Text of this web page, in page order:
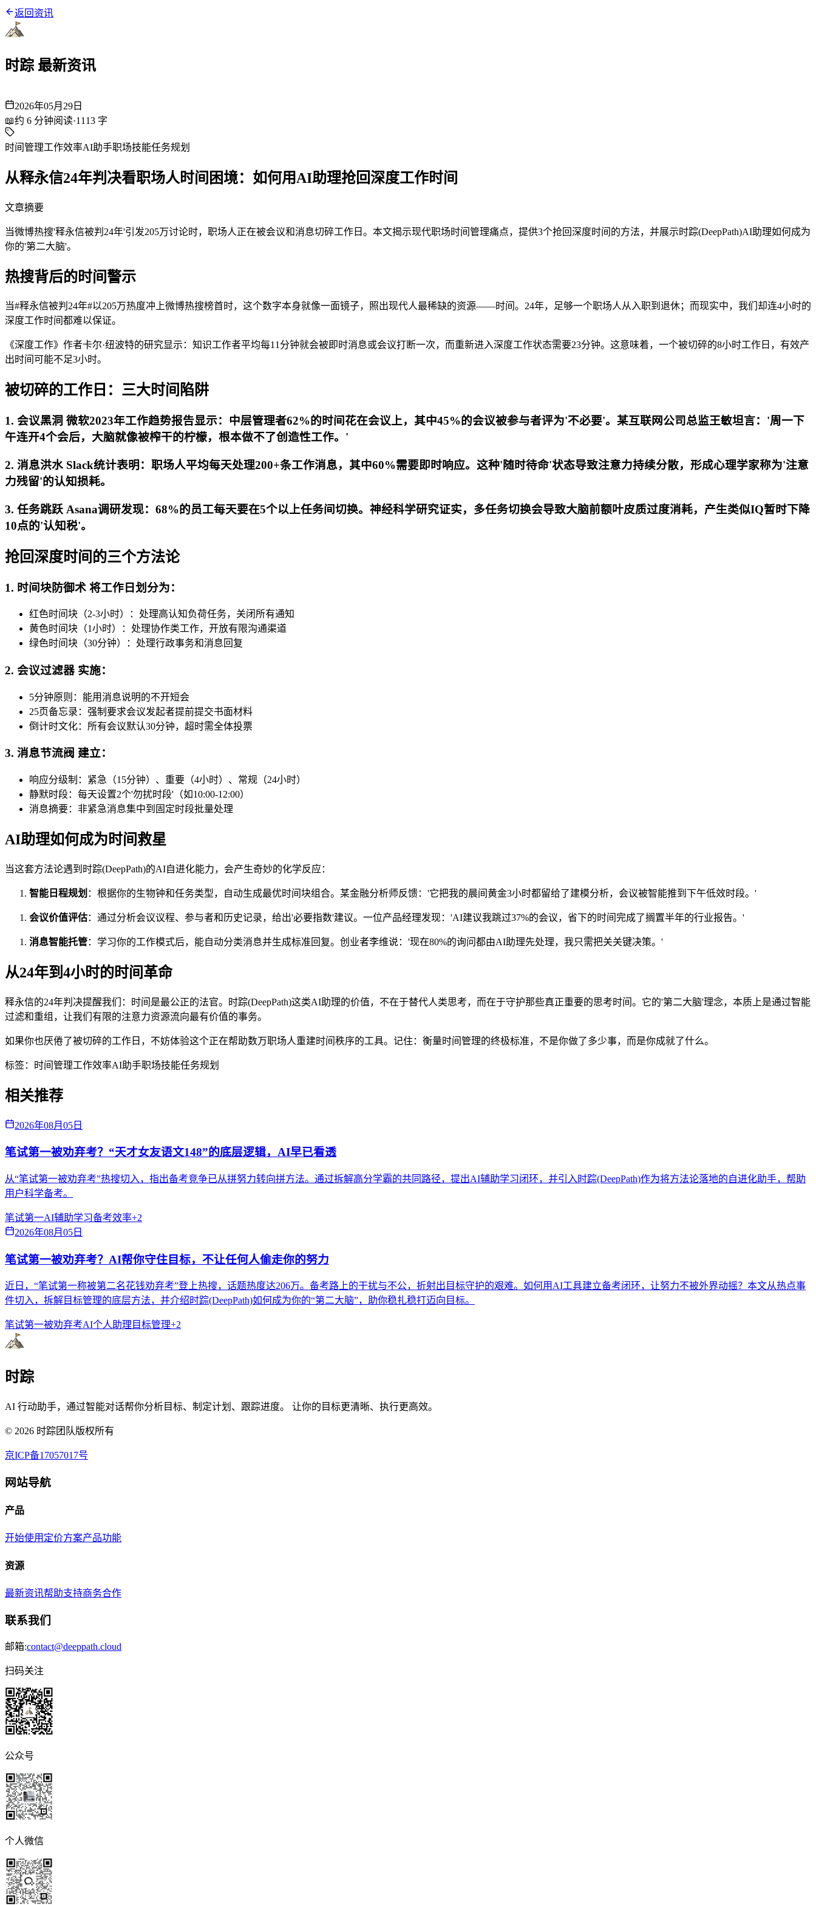
返回资讯
时踪 最新资讯
2026年05月29日
📖约 6 分钟阅读·1113 字
时间管理工作效率AI助手职场技能任务规划
从释永信24年判决看职场人时间困境：如何用AI助理抢回深度工作时间
文章摘要
当微博热搜'释永信被判24年'引发205万讨论时，职场人正在被会议和消息切碎工作日。本文揭示现代职场时间管理痛点，提供3个抢回深度时间的方法，并展示时踪(DeepPath)AI助理如何成为
你的'第二大脑'。
热搜背后的时间警示
当#释永信被判24年#以205万热度冲上微博热搜榜首时，这个数字本身就像一面镜子，照出现代人最稀缺的资源——时间。24年，足够一个职场人从入职到退休；而现实中，我们却连4小时的
深度工作时间都难以保证。
《深度工作》作者卡尔·纽波特的研究显示：知识工作者平均每11分钟就会被即时消息或会议打断一次，而重新进入深度工作状态需要23分钟。这意味着，一个被切碎的8小时工作日，有效产
出时间可能不足3小时。
被切碎的工作日：三大时间陷阱
1. 会议黑洞 微软2023年工作趋势报告显示：中层管理者62%的时间花在会议上，其中45%的会议被参与者评为'不必要'。某互联网公司总监王敏坦言：'周一下
午连开4个会后，大脑就像被榨干的柠檬，根本做不了创造性工作。'
2. 消息洪水 Slack统计表明：职场人平均每天处理200+条工作消息，其中60%需要即时响应。这种'随时待命'状态导致注意力持续分散，形成心理学家称为'注意
力残留'的认知损耗。
3. 任务跳跃 Asana调研发现：68%的员工每天要在5个以上任务间切换。神经科学研究证实，多任务切换会导致大脑前额叶皮质过度消耗，产生类似IQ暂时下降
10点的'认知税'。
抢回深度时间的三个方法论
1. 时间块防御术 将工作日划分为：
红色时间块（2-3小时）：处理高认知负荷任务，关闭所有通知
黄色时间块（1小时）：处理协作类工作，开放有限沟通渠道
绿色时间块（30分钟）：处理行政事务和消息回复
2. 会议过滤器 实施：
5分钟原则：能用消息说明的不开短会
25页备忘录：强制要求会议发起者提前提交书面材料
倒计时文化：所有会议默认30分钟，超时需全体投票
3. 消息节流阀 建立：
响应分级制：紧急（15分钟）、重要（4小时）、常规（24小时）
静默时段：每天设置2个'勿扰时段'（如10:00-12:00）
消息摘要：非紧急消息集中到固定时段批量处理
AI助理如何成为时间救星
当这套方法论遇到时踪(DeepPath)的AI自进化能力，会产生奇妙的化学反应：
智能日程规划 ：根据你的生物钟和任务类型，自动生成最优时间块组合。某金融分析师反馈：'它把我的晨间黄金3小时都留给了建模分析，会议被智能推到下午低效时段。'
会议价值评估：通过分析会议议程、参与者和历史记录，给出'必要指数'建议。一位产品经理发现：'AI建议我跳过37%的会议，省下的时间完成了搁置半年的行业报告。'
消息智能托管：学习你的工作模式后，能自动分类消息并生成标准回复。创业者李维说：'现在80%的询问都由AI助理先处理，我只需把关关键决策。'
从24年到4小时的时间革命
释永信的24年判决提醒我们：时间是最公正的法官。时踪(DeepPath)这类AI助理的价值，不在于替代人类思考，而在于守护那些真正重要的思考时间。它的'第二大脑'理念，本质上是通过智能
过滤和重组，让我们有限的注意力资源流向最有价值的事务。
如果你也厌倦了被切碎的工作日，不妨体验这个正在帮助数万职场人重建时间秩序的工具。记住：衡量时间管理的终极标准，不是你做了多少事，而是你成就了什么。
标签： 时间管理工作效率AI助手职场技能任务规划
相关推荐
2026年08月05日
笔试第一被劝弃考？“天才女友语文148”的底层逻辑，AI早已看透
从“笔试第一被劝弃考”热搜切入，指出备考竞争已从拼努力转向拼方法。通过拆解高分学霸的共同路径，提出AI辅助学习闭环，并引入时踪(DeepPath)作为将方法论落地的自进化助手，帮助
用户科学备考。
笔试第一AI辅助学习备考效率+2
2026年08月05日
笔试第一被劝弃考？AI帮你守住目标，不让任何人偷走你的努力
近日，“笔试第一称被第二名花钱劝弃考”登上热搜，话题热度达206万。备考路上的干扰与不公，折射出目标守护的艰难。如何用AI工具建立备考闭环，让努力不被外界动摇？本文从热点事
件切入，拆解目标管理的底层方法，并介绍时踪(DeepPath)如何成为你的“第二大脑”，助你稳扎稳打迈向目标。
笔试第一被劝弃考AI个人助理 目标管理+2
时踪
AI 行动助手，通过智能对话帮你分析目标、制定计划、跟踪进度。 让你的目标更清晰、执行更高效。
© 2026 时踪团队版权所有
京ICP备17057017号
网站导航
产品
开始使用 定价方案产品功能
资源
最新资讯帮助支持商务合作
联系我们
邮箱:contact@deeppath.cloud
扫码关注
公众号
个人微信